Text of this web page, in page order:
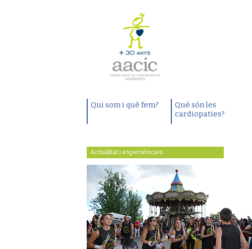
Qui som i què fem?
Què són les
cardiopaties?
Actualitat i experiències